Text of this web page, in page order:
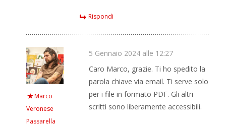
Rispondi
Marco
Veronese
Passarella
5 Gennaio 2024 alle 12:27
Caro Marco, grazie. Ti ho spedito la
parola chiave via email. Ti serve solo
per i file in formato PDF. Gli altri
scritti sono liberamente accessibili.